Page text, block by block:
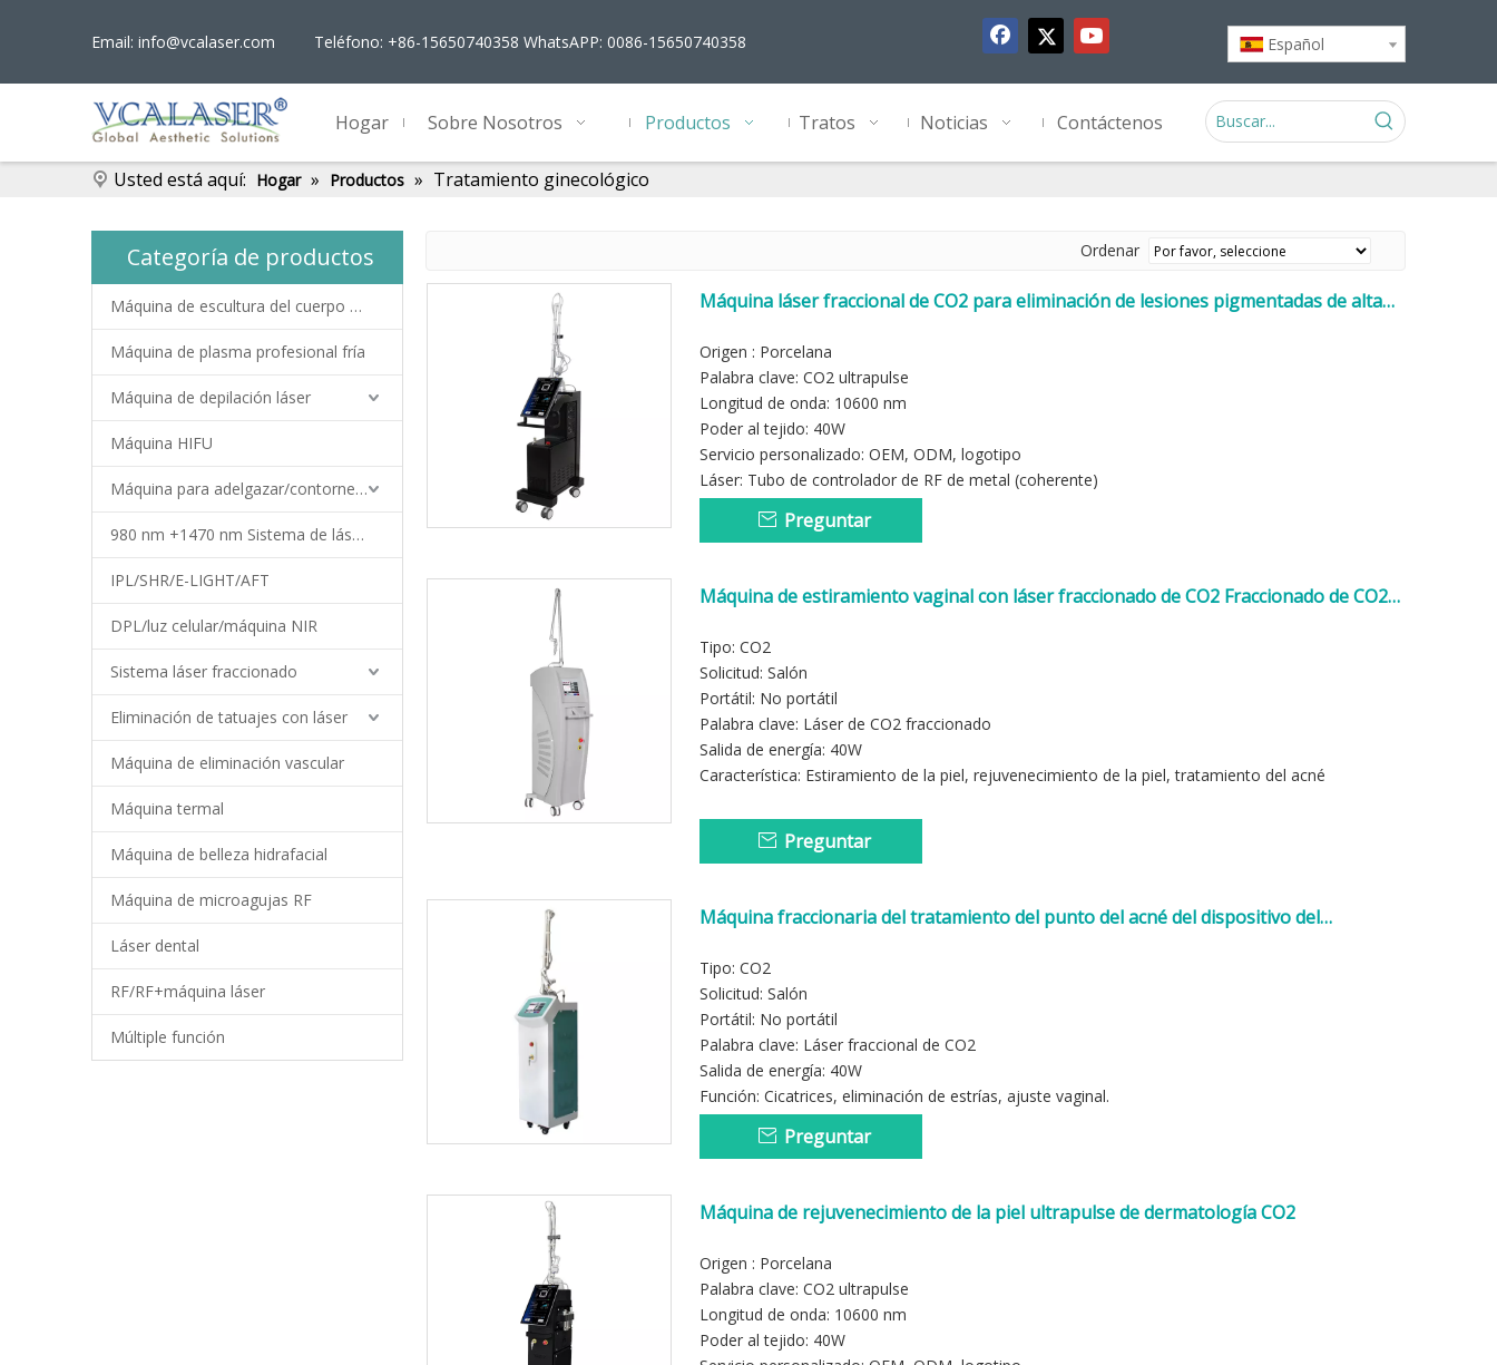
Email: info@vcalaser.com Teléfono: +86-15650740358 WhatsAPP: 0086-15650740358 Español
Hogar Sobre Nosotros Productos Tratos Noticias Contáctenos
Usted está aquí: Hogar » Productos » Tratamiento ginecológico
Categoría de productos
Máquina de escultura del cuerpo EMS
Máquina de plasma profesional fría
Máquina de depilación láser
Máquina HIFU
Máquina para adelgazar/contornear el cuerpo
980 nm +1470 nm Sistema de láser de diodo
IPL/SHR/E-LIGHT/AFT
DPL/luz celular/máquina NIR
Sistema láser fraccionado
Eliminación de tatuajes con láser
Máquina de eliminación vascular
Máquina termal
Máquina de belleza hidrafacial
Máquina de microagujas RF
Láser dental
RF/RF+máquina láser
Múltiple función
Ordenar
Máquina láser fraccional de CO2 para eliminación de lesiones pigmentadas de alta
Origen : Porcelana
Palabra clave: CO2 ultrapulse
Longitud de onda: 10600 nm
Poder al tejido: 40W
Servicio personalizado: OEM, ODM, logotipo
Láser: Tubo de controlador de RF de metal (coherente)
Preguntar
Máquina de estiramiento vaginal con láser fraccionado de CO2 Fraccionado de CO2
Tipo: CO2
Solicitud: Salón
Portátil: No portátil
Palabra clave: Láser de CO2 fraccionado
Salida de energía: 40W
Característica: Estiramiento de la piel, rejuvenecimiento de la piel, tratamiento del acné
Preguntar
Máquina fraccionaria del tratamiento del punto del acné del dispositivo del
Tipo: CO2
Solicitud: Salón
Portátil: No portátil
Palabra clave: Láser fraccional de CO2
Salida de energía: 40W
Función: Cicatrices, eliminación de estrías, ajuste vaginal.
Preguntar
Máquina de rejuvenecimiento de la piel ultrapulse de dermatología CO2
Origen : Porcelana
Palabra clave: CO2 ultrapulse
Longitud de onda: 10600 nm
Poder al tejido: 40W